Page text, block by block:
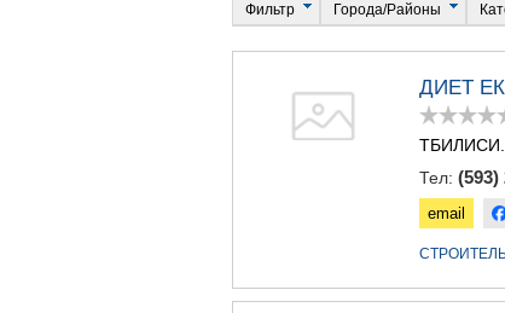
Фильтр Города/Районы
ДИЕТ
ТБИЛИСИ.
Тел: (593)
email